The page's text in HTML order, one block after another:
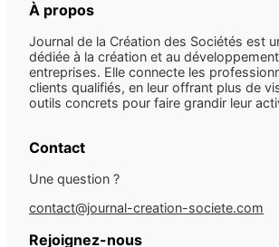
À propos
Journal de la Création des Sociétés est
dédiée à la création et au
entreprises. Elle connecte les
clients qualifiés, en leur offrant plus de
outils concrets pour faire grandir leur
Contact
Une question ?
contact@journal-creation-societe.com
Rejoignez-nous